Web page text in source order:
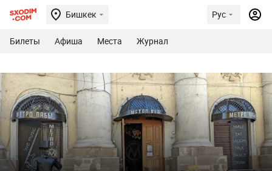
Бишкек Рус
Билеты Афиша Места Журнал